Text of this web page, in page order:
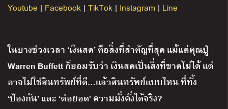
Youtube | Facebook | TikTok | Instagram | Line
ในบางช่วงเวลา ‘เงินสด’ คือสิ่งที่สำคัญที่สุด แม้แต่คุณปู่
Warren Buffett ก็ยอมรับว่า เงินสดเป็นสิ่งที่ขาดไม่ได้ แต่
อาจไม่ใช่สินทรัพย์ที่ดี…แล้วสินทรัพย์แบบไหน ที่ทั้ง
‘ป้องกัน’ และ ‘ต่อยอด’ ความมั่งคั่งได้จริง?